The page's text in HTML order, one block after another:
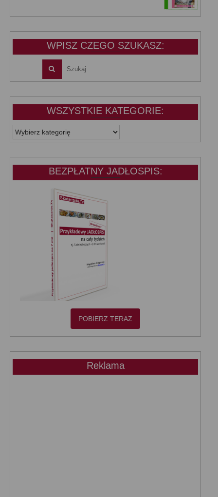
wynosiła:wynosi:
WPISZ CZEGO SZUKASZ:
WSZYSTKIE KATEGORIE:
WSZYSTKIE
KATEGORIE:
BEZPŁATNY JADŁOSPIS:
POBIERZ TERAZ
Reklama